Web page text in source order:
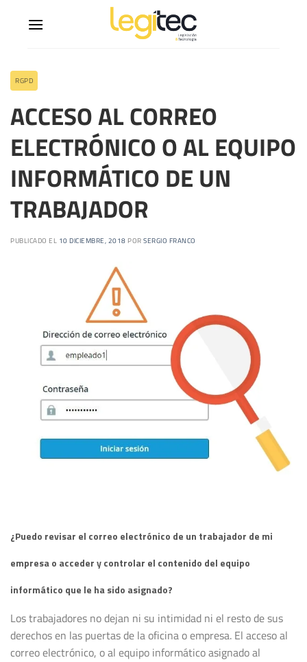
RGPD
ACCESO AL CORREO
ELECTRÓNICO O AL EQUIPO
INFORMÁTICO DE UN
TRABAJADOR
PUBLICADO EL 10 DICIEMBRE, 2018 POR SERGIO FRANCO
¿Puedo revisar el correo electrónico de un trabajador de mi
empresa o acceder y controlar el contenido del equipo
informático que le ha sido asignado?
Los trabajadores no dejan ni su intimidad ni el resto de sus
derechos en las puertas de la oficina o empresa. El acceso al
correo electrónico, o al equipo informático asignado al